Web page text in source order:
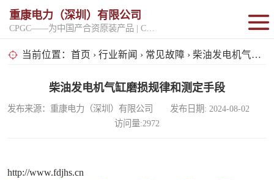
重康电力（深圳）有限公司
当前位置： 首页 › 行业新闻 › 常见故障 › 柴油发电机气缸磨损规律和测定手段
柴油发电机气缸磨损规律和测定手段
发布来源：重康电力（深圳）有限公司 发布日期: 2024-08-02
访问量:2972
http://www.fdjhs.cn
固定开架式
超静音型
移动电站